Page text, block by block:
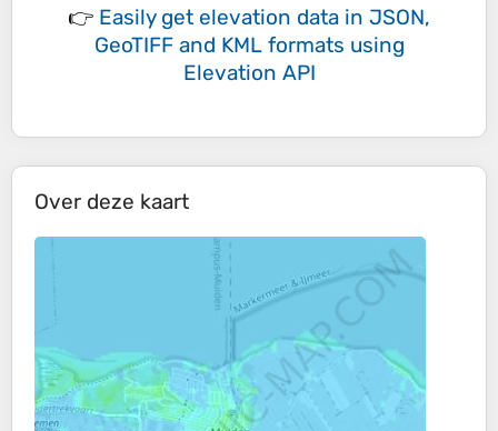
👉 Easily get elevation data in JSON,
GeoTIFF and KML formats using
Elevation API
Over deze kaart